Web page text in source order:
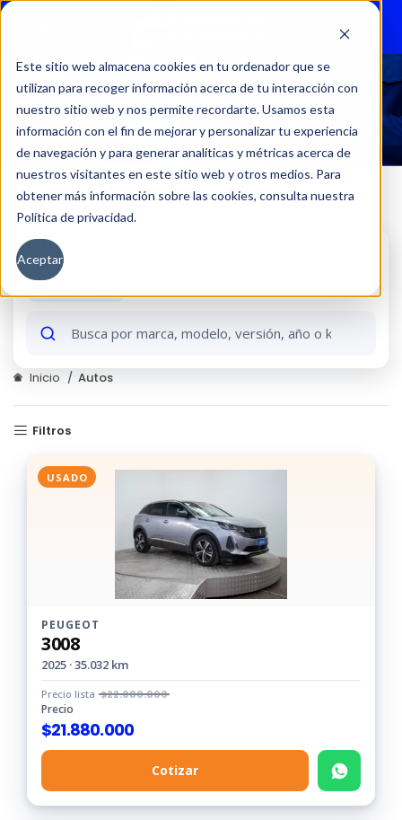
Este sitio web almacena cookies en tu ordenador que se
utilizan para recoger información acerca de tu interacción con
nuestro sitio web y nos permite recordarte. Usamos esta
información con el fin de mejorar y personalizar tu experiencia
de navegación y para generar analíticas y métricas acerca de
nuestros visitantes en este sitio web y otros medios. Para
obtener más información sobre las cookies, consulta nuestra
Política de privacidad.
Aceptar
AUTOS
BUSCADOR
Encuentra tu próximo auto
por
modelo,
año
o
Inicio Autos
Filtros
USADO
PEUGEOT
3008
2025 · 35.032 km
Precio lista $22.080.000
Precio
$21.880.000
Cotizar